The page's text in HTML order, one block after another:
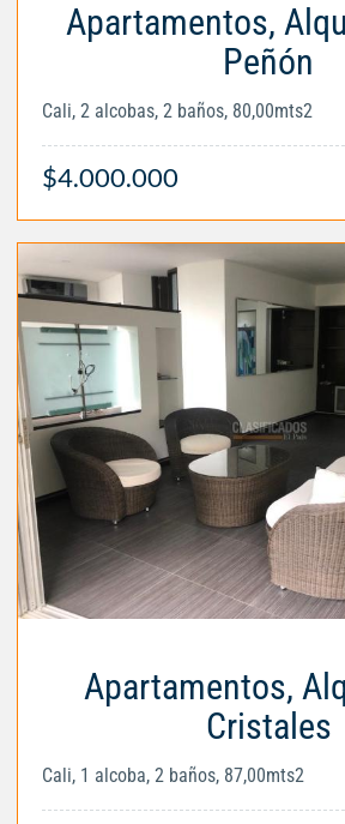
Apartamentos,
Peñón
Cali, 2 alcobas, 2 baños, 80,00mts2
$4.000.000
Apartamentos,
Cristales
Cali, 1 alcoba, 2 baños, 87,00mts2